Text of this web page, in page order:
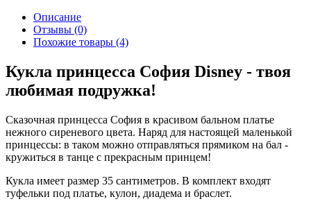
Описание
Отзывы (0)
Похожие товары (4)
Кукла принцесса София Disney - твоя
любимая подружка!
Сказочная принцесса София в красивом бальном платье
нежного сиреневого цвета. Наряд для настоящей маленькой
принцессы: в таком можно отправляться прямиком на бал -
кружиться в танце с прекрасным принцем!
Кукла имеет размер 35 сантиметров. В комплект входят
туфельки под платье, кулон, диадема и браслет.